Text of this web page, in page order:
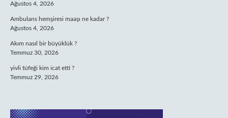
Ağustos 4, 2026
Ambulans hemşiresi maaşı ne kadar ?
Ağustos 4, 2026
Akım nasıl bir büyüklük ?
Temmuz 30, 2026
yivli tüfeği kim icat etti ?
Temmuz 29, 2026